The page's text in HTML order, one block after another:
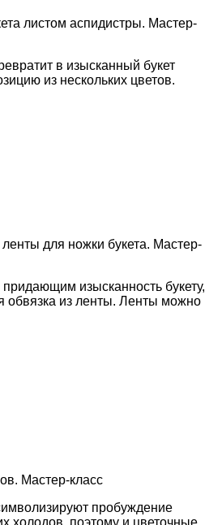
листом аспидистры. Мастер-
в изысканный букет
из нескольких цветов.
для ножки букета. Мастер-
изысканность букету,
обвязка из ленты. Ленты можно
Мастер-класс
пробуждение
холодов, поэтому и цветочные